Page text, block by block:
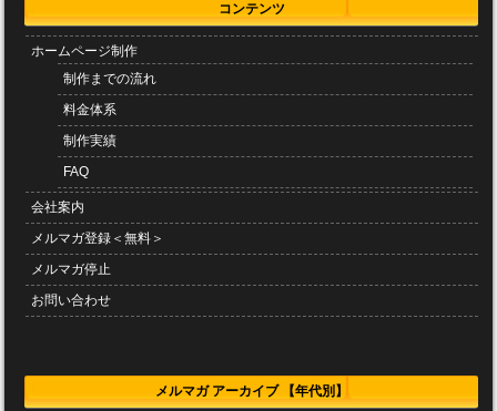
コンテンツ
ホームページ制作
制作までの流れ
料金体系
制作実績
FAQ
会社案内
メルマガ登録＜無料＞
メルマガ停止
お問い合わせ
メルマガ アーカイブ 【年代別】